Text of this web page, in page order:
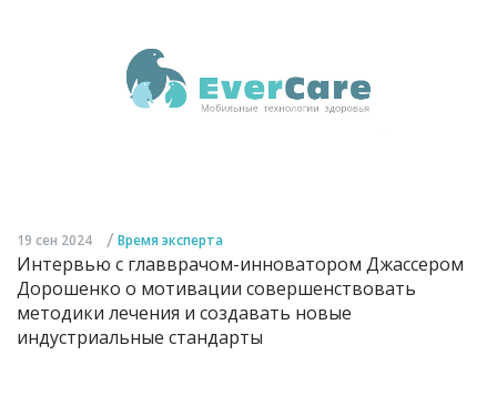
19 сен 2024 / Время эксперта
Интервью с главврачом-инноватором Джассером
Дорошенко о мотивации совершенствовать
методики лечения и создавать новые
индустриальные стандарты